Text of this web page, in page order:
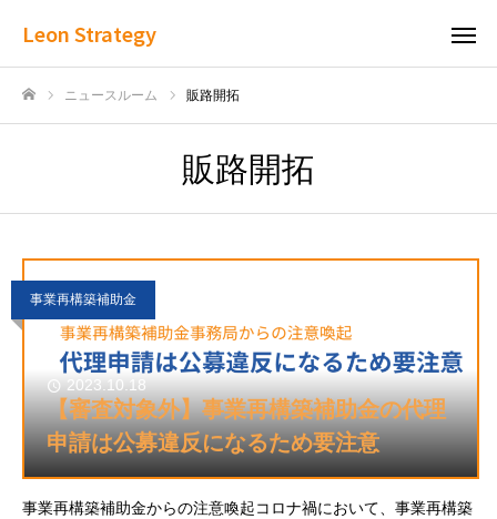
Leon Strategy
ニュースルーム 販路開拓
販路開拓
事業再構築補助金
2023.10.18
【審査対象外】事業再構築補助金の代理
申請は公募違反になるため要注意
事業再構築補助金からの注意喚起コロナ禍において、事業再構築